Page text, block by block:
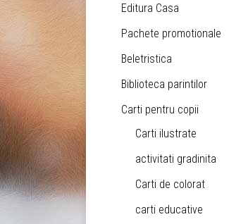
Editura Casa
Pachete promotionale
Beletristica
Biblioteca parintilor
Carti pentru copii
Carti ilustrate
activitati gradinita
Carti de colorat
carti educative